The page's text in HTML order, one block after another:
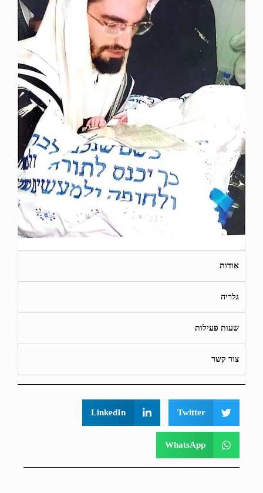
אודות
גלריה
שעות פעילות
צור קשר
Twitter
LinkedIn
WhatsApp